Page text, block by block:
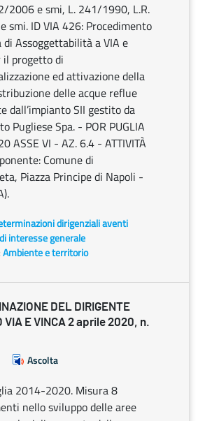
2006 e smi, L. 241/1990, L.R.
smi. ID VIA 426: Procedimento
di Assoggettabilità a VIA e
il progetto di
ed attivazione della
delle acque reflue
dall’impianto SII gestito da
Pugliese Spa. - POR PUGLIA
ASSE VI - AZ. 6.4 - ATTIVITÀ
Comune di
Piazza Principe di Napoli -
dirigenziali aventi
interesse generale
Ambiente e territorio
DEL DIRIGENTE
VIA E VINCA 2 aprile 2020, n.
Ascolta
2014-2020. Misura 8
nello sviluppo delle aree